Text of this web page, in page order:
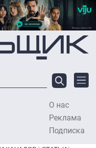
О нас
Реклама
Подписка